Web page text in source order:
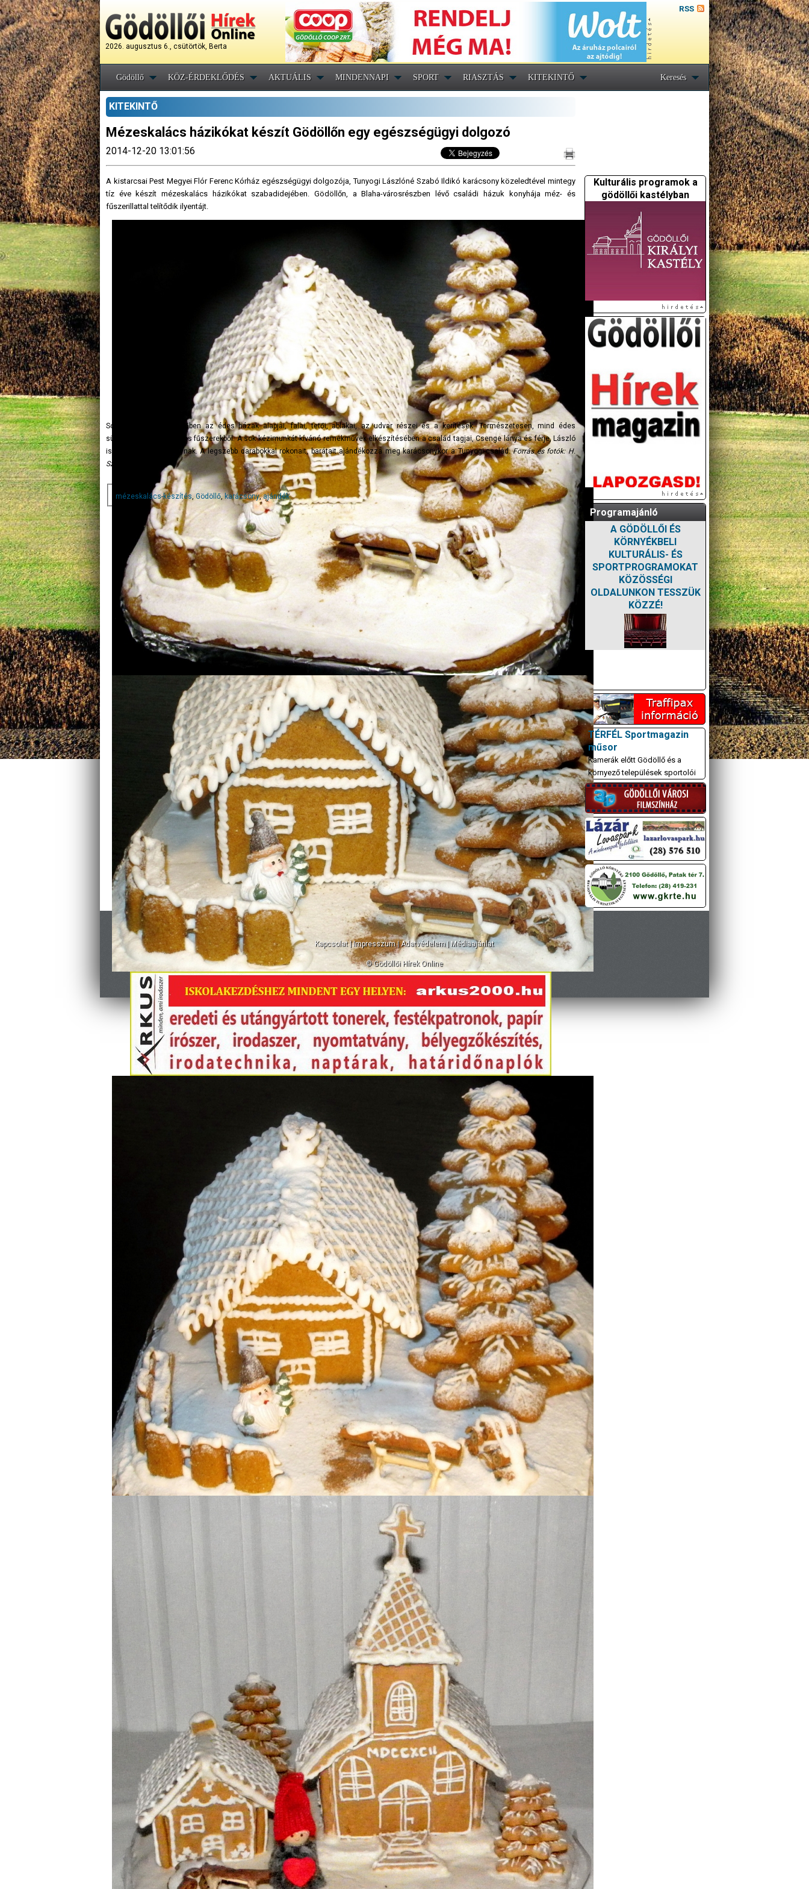
2026. augusztus 6., csütörtök, Berta
RSS
Gödöllő KÖZ-ÉRDEKLŐDÉS AKTUÁLIS MINDENNAPI SPORT RIASZTÁS KITEKINTŐ Keresés
KITEKINTŐ
Mézeskalács házikókat készít Gödöllőn egy egészségügyi dolgozó
2014-12-20 13:01:56
A kistarcsai Pest Megyei Flór Ferenc Kórház egészségügyi dolgozója, Tunyogi Lászlóné Szabó Ildikó karácsony közeledtével mintegy
tíz éve készít mézeskalács házikókat szabadidejében. Gödöllőn, a Blaha-városrészben lévő családi házuk konyhája méz- és
fűszerillattal telítődik ilyentájt.
Sorra készülnek a sütőben az édes házak alapjai, falai, tetői, ablakai, az udvar részei és a kerítések. Természetesen, mind édes
süteményből, cukorból és fűszerekből. A sok kézimunkát kívánó remekművek elkészítésében a család tagjai, Csenge lánya és férje, László
is segít Ildikó asszonynak. A legszebb darabokkal rokonait, barátait ajándékozza meg karácsonykor a Tunyogi-család.Forrás és fotók: H.
Szabó Sándor
mézeskalács-készítés,Gödöllő, karácsony,ajándék
Kulturális programok a
gödöllői kastélyban
Programajánló
A GÖDÖLLŐI ÉS
KÖRNYÉKBELI
KULTURÁLIS- ÉS
SPORTPROGRAMOKAT
KÖZÖSSÉGI
OLDALUNKON TESSZÜK
KÖZZÉ!
TÉRFÉL Sportmagazin
műsor
Kamerák előtt Gödöllő és a
környező települések sportolói
Kapcsolat|Impresszum|Adatvédelem | Médiaajánlat
© Gödöllői Hírek Online